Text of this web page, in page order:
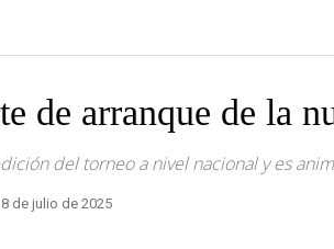
de arranque de la
del torneo a nivel nacional y es
8 de julio de 2025